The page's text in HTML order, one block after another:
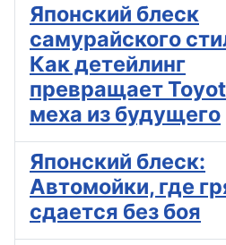
Японский блеск
самурайского
Как детейлинг
превращает
меха из будущего
Японский блеск:
Автомойки, где
сдается без боя